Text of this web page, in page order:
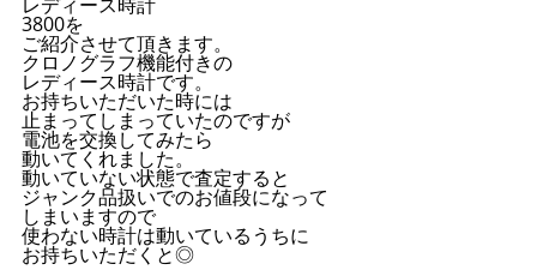
3800を
ご紹介させて頂きます。
クロノグラフ機能付きの
レディース時計です。
お持ちいただいた時には
止まってしまっていたのですが
電池を交換してみたら
動いてくれました。
動いていない状態で査定すると
ジャンク品扱いでのお値段になって
しまいますので
使わない時計は動いているうちに
お持ちいただくと◎